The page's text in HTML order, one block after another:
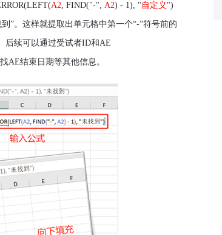
A2, FIND("-", A2) - 1), " 自定义 ")
”。这样就提取出单元格中第一个“-”符号前的
后续可以通过受试者ID和AE
AE结束日期等其他信息。